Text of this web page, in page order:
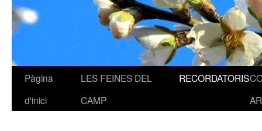
Vés
Pàgina
d'inici
LES FEINES DEL
CAMP
RECORDATORIS